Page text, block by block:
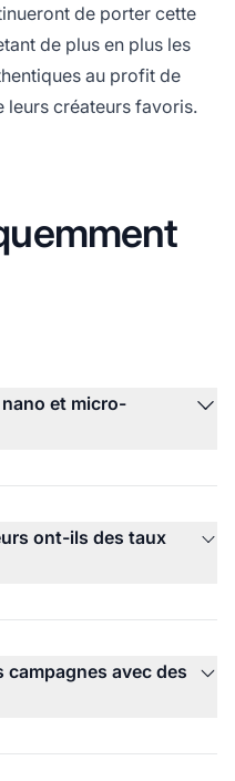
de porter cette
de plus en plus les
au profit de
leurs créateurs favoris.
et micro-
ont-ils des taux
avec des